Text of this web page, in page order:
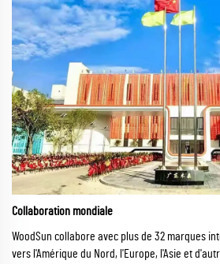
Collaboration mondiale
WoodSun collabore avec plus de 32 marques
vers l'Amérique du Nord, l'Europe, l'Asie et